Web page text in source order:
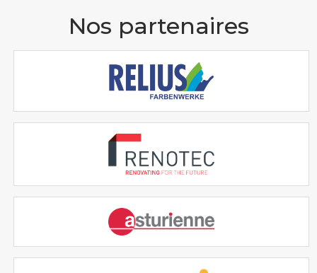
Nos partenaires